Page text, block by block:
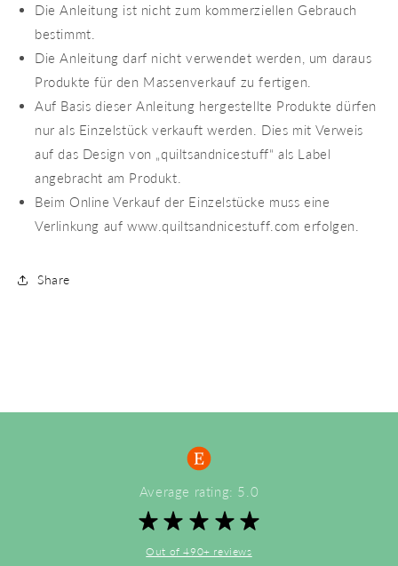
Die Anleitung ist nicht zum kommerziellen Gebrauch
bestimmt.
Die Anleitung darf nicht verwendet werden, um daraus
Produkte für den Massenverkauf zu fertigen.
Auf Basis dieser Anleitung hergestellte Produkte dürfen
nur als Einzelstück verkauft werden. Dies mit Verweis
auf das Design von „quiltsandnicestuff“ als Label
angebracht am Produkt.
Beim Online Verkauf der Einzelstücke muss eine
Verlinkung auf www.quiltsandnicestuff.com erfolgen.
Share
Average rating: 5.0
Out of 490+ reviews